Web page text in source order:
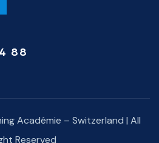
88
Académie – Switzerland | All
Reserved